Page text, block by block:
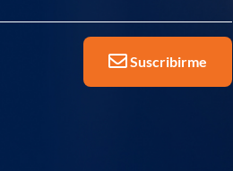
Suscribirme